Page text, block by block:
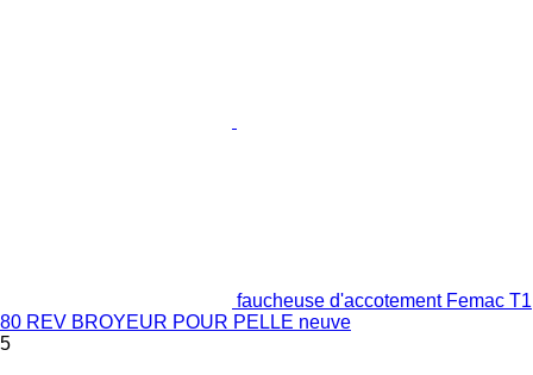
faucheuse d'accotement Femac T1
80 REV BROYEUR POUR PELLE neuve
5